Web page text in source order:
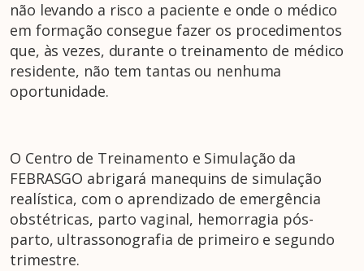
não levando a risco a paciente e onde o médico
em formação consegue fazer os procedimentos
que, às vezes, durante o treinamento de médico
residente, não tem tantas ou nenhuma
oportunidade.
O Centro de Treinamento e Simulação da
FEBRASGO abrigará manequins de simulação
realística, com o aprendizado de emergência
obstétricas, parto vaginal, hemorragia pós-
parto, ultrassonografia de primeiro e segundo
trimestre.